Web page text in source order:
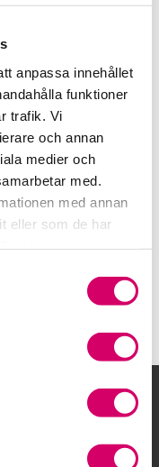
anpassa innehållet
funktioner
trafik. Vi
och annan
medier och
med.
med annan
eller som de har